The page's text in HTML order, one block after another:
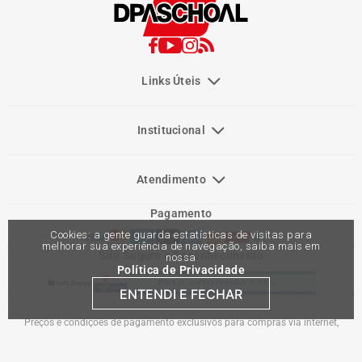
Cookies: a gente guarda estatísticas de visitas para
melhorar sua experiência de navegação, saiba mais em
nossa
Política de Privacidade
ENTENDI E FECHAR
Links Úteis
Institucional
Atendimento
Pagamento
Site Seguro e Reconhecimento
Preços e condições de pagamento exclusivos para compras via internet,